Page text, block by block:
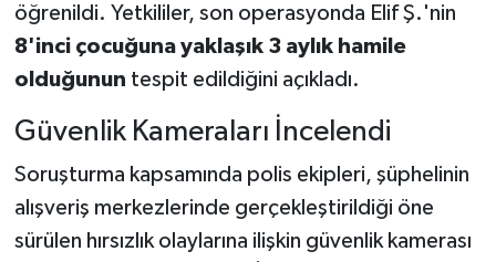
öğrenildi. Yetkililer, son operasyonda Elif Ş.'nin
8'inci çocuğuna yaklaşık 3 aylık hamile
olduğunun tespit edildiğini açıkladı.
Güvenlik Kameraları İncelendi
Soruşturma kapsamında polis ekipleri, şüphelinin
alışveriş merkezlerinde gerçekleştirildiği öne
sürülen hırsızlık olaylarına ilişkin güvenlik kamerası